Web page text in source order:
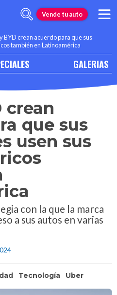
Vende tu auto
BYD crean acuerdo para que sus
también en Latinoamérica
GALERIAS
crean
que sus
usen sus
con la que la marca
a sus autos en varias
Tecnología Uber